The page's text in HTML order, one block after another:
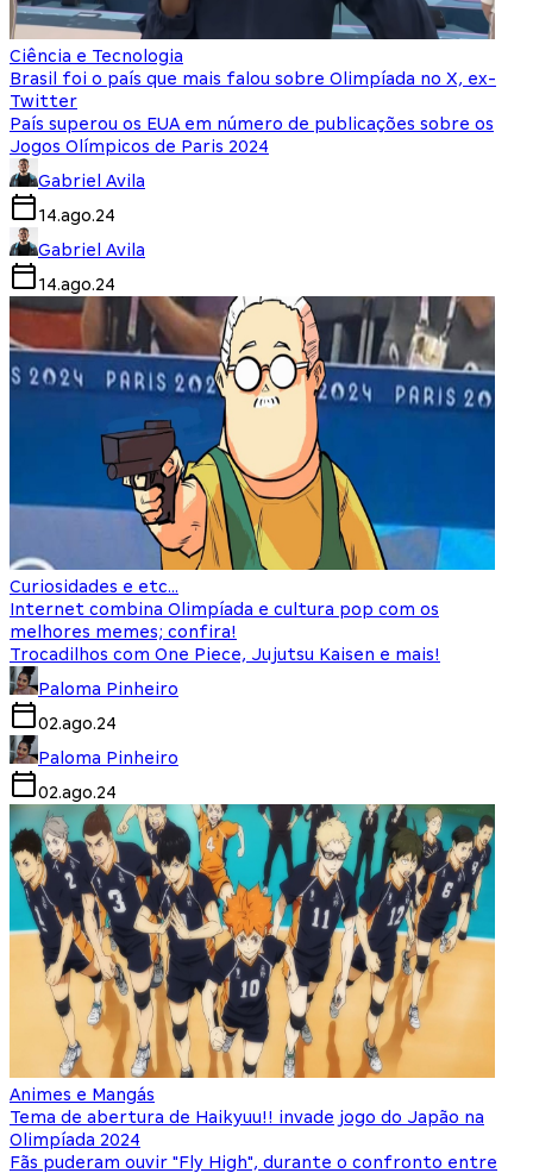
Ciência e Tecnologia
Brasil foi o país que mais falou sobre Olimpíada no X, ex-
Twitter
País superou os EUA em número de publicações sobre os
Jogos Olímpicos de Paris 2024
Gabriel Avila
14.ago.24
Gabriel Avila
14.ago.24
Curiosidades e etc...
Internet combina Olimpíada e cultura pop com os
melhores memes; confira!
Trocadilhos com One Piece, Jujutsu Kaisen e mais!
Paloma Pinheiro
02.ago.24
Paloma Pinheiro
02.ago.24
Animes e Mangás
Tema de abertura de Haikyuu!! invade jogo do Japão na
Olimpíada 2024
Fãs puderam ouvir "Fly High", durante o confronto entre